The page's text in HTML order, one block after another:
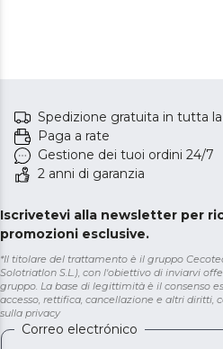
Spedizione gratuita in tutta la
Paga a rate
Gestione dei tuoi ordini 24/7
2 anni di garanzia
Iscrivetevi alla newsletter per
promozioni esclusive.
*Il titolare del trattamento è il gruppo
Solotriatlon S.L.), con l'obiettivo di inviarvi
gruppo. La base di legittimità è il consenso
accesso, rettifica, cancellazione e altri diritti,
sulla privacy
Correo electrónico